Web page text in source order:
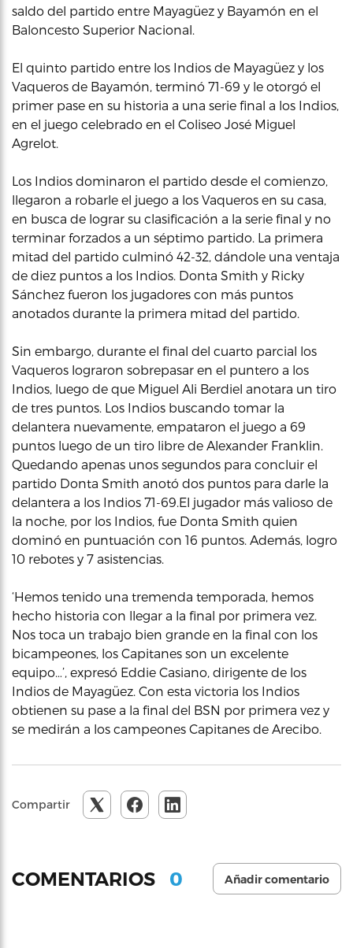
saldo del partido entre Mayagüez y Bayamón en el
Baloncesto Superior Nacional.
El quinto partido entre los Indios de Mayagüez y los
Vaqueros de Bayamón, terminó 71-69 y le otorgó el
primer pase en su historia a una serie final a los Indios,
en el juego celebrado en el Coliseo José Miguel
Agrelot.
Los Indios dominaron el partido desde el comienzo,
llegaron a robarle el juego a los Vaqueros en su casa,
en busca de lograr su clasificación a la serie final y no
terminar forzados a un séptimo partido. La primera
mitad del partido culminó 42-32, dándole una ventaja
de diez puntos a los Indios. Donta Smith y Ricky
Sánchez fueron los jugadores con más puntos
anotados durante la primera mitad del partido.
Sin embargo, durante el final del cuarto parcial los
Vaqueros lograron sobrepasar en el puntero a los
Indios, luego de que Miguel Ali Berdiel anotara un tiro
de tres puntos. Los Indios buscando tomar la
delantera nuevamente, empataron el juego a 69
puntos luego de un tiro libre de Alexander Franklin.
Quedando apenas unos segundos para concluir el
partido Donta Smith anotó dos puntos para darle la
delantera a los Indios 71-69.El jugador más valioso de
la noche, por los Indios, fue Donta Smith quien
dominó en puntuación con 16 puntos. Además, logro
10 rebotes y 7 asistencias.
‘Hemos tenido una tremenda temporada, hemos
hecho historia con llegar a la final por primera vez.
Nos toca un trabajo bien grande en la final con los
bicampeones, los Capitanes son un excelente
equipo…’, expresó Eddie Casiano, dirigente de los
Indios de Mayagüez. Con esta victoria los Indios
obtienen su pase a la final del BSN por primera vez y
se medirán a los campeones Capitanes de Arecibo.
Compartir
COMENTARIOS 0 Añadir comentario